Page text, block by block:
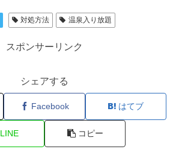
対処方法 温泉入り放題
スポンサーリンク
シェアする
Facebook はてブ
LINE コピー